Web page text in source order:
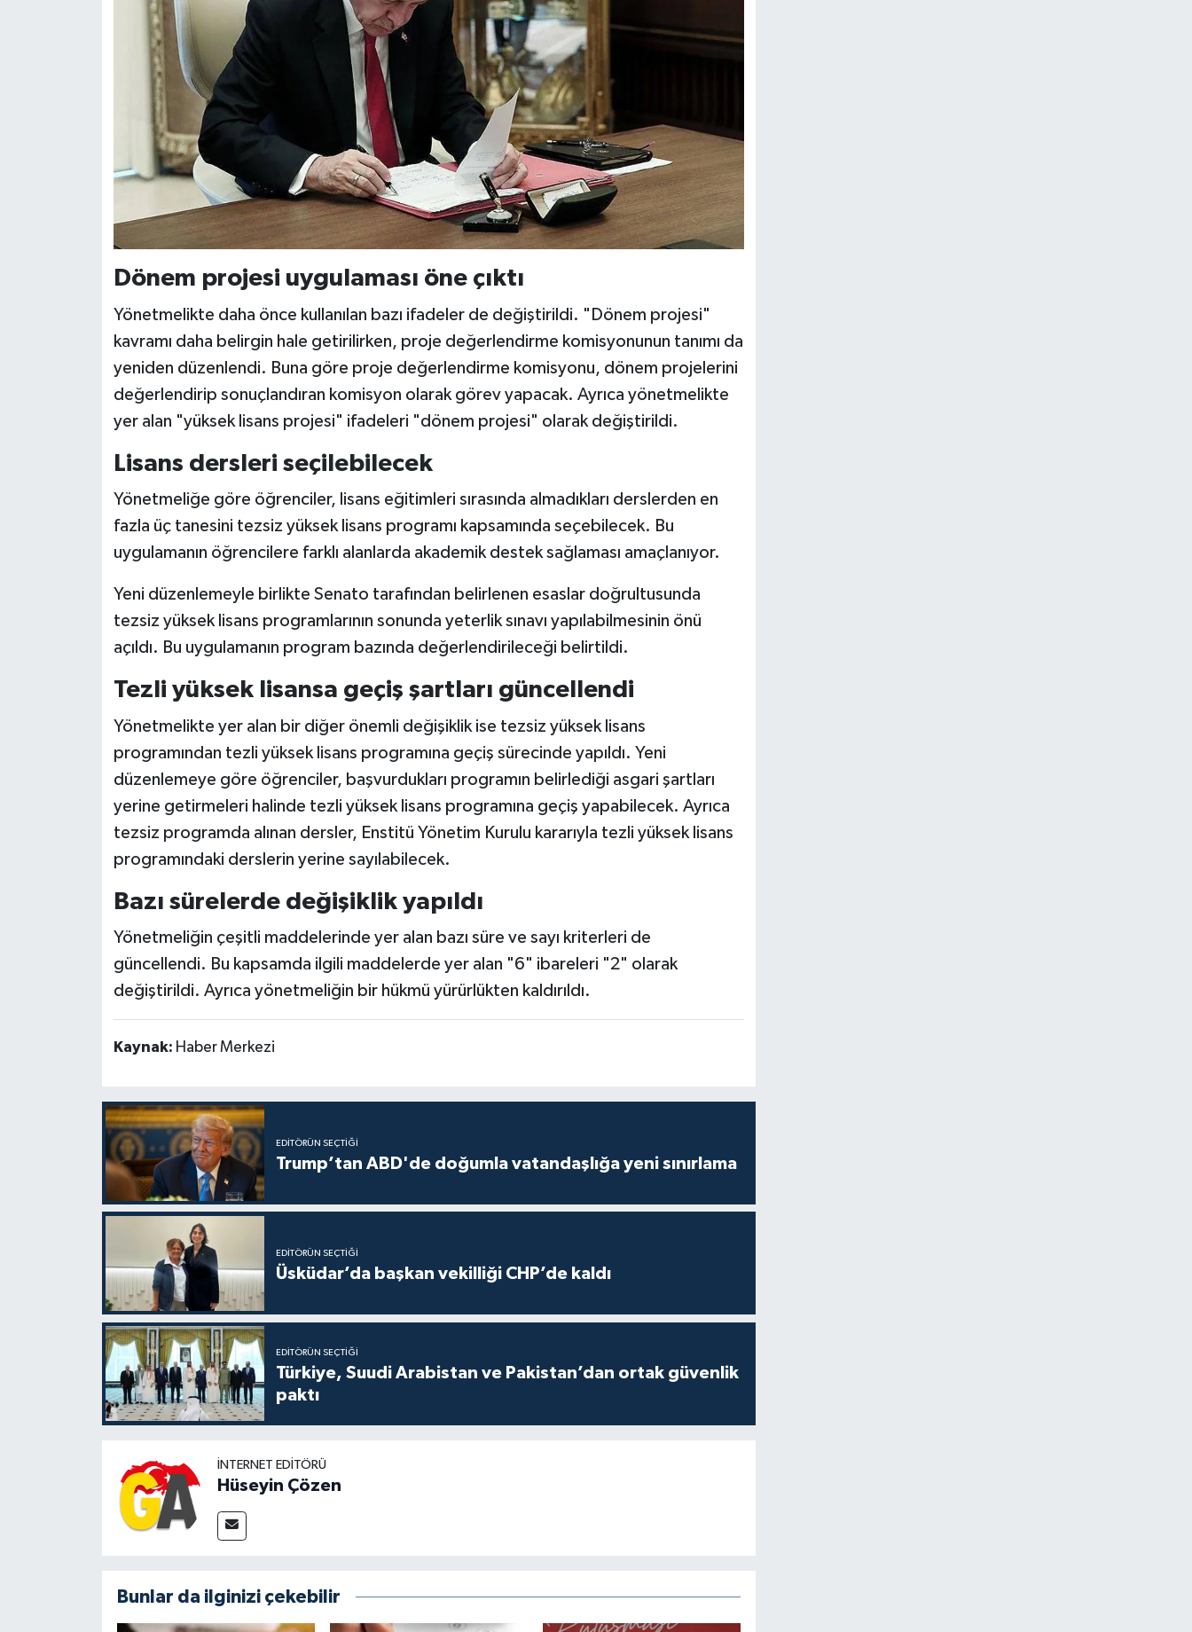
Dönem projesi uygulaması öne çıktı
Yönetmelikte daha önce kullanılan bazı ifadeler de değiştirildi. "Dönem projesi"
kavramı daha belirgin hale getirilirken, proje değerlendirme komisyonunun tanımı da
yeniden düzenlendi. Buna göre proje değerlendirme komisyonu, dönem projelerini
değerlendirip sonuçlandıran komisyon olarak görev yapacak. Ayrıca yönetmelikte
yer alan "yüksek lisans projesi" ifadeleri "dönem projesi" olarak değiştirildi.
Lisans dersleri seçilebilecek
Yönetmeliğe göre öğrenciler, lisans eğitimleri sırasında almadıkları derslerden en
fazla üç tanesini tezsiz yüksek lisans programı kapsamında seçebilecek. Bu
uygulamanın öğrencilere farklı alanlarda akademik destek sağlaması amaçlanıyor.
Yeni düzenlemeyle birlikte Senato tarafından belirlenen esaslar doğrultusunda
tezsiz yüksek lisans programlarının sonunda yeterlik sınavı yapılabilmesinin önü
açıldı. Bu uygulamanın program bazında değerlendirileceği belirtildi.
Tezli yüksek lisansa geçiş şartları güncellendi
Yönetmelikte yer alan bir diğer önemli değişiklik ise tezsiz yüksek lisans
programından tezli yüksek lisans programına geçiş sürecinde yapıldı. Yeni
düzenlemeye göre öğrenciler, başvurdukları programın belirlediği asgari şartları
yerine getirmeleri halinde tezli yüksek lisans programına geçiş yapabilecek. Ayrıca
tezsiz programda alınan dersler, Enstitü Yönetim Kurulu kararıyla tezli yüksek lisans
programındaki derslerin yerine sayılabilecek.
Bazı sürelerde değişiklik yapıldı
Yönetmeliğin çeşitli maddelerinde yer alan bazı süre ve sayı kriterleri de
güncellendi. Bu kapsamda ilgili maddelerde yer alan "6" ibareleri "2" olarak
değiştirildi. Ayrıca yönetmeliğin bir hükmü yürürlükten kaldırıldı.
Kaynak: Haber Merkezi
EDITÖRÜN SEÇTIĞI
Trump’tan ABD'de doğumla vatandaşlığa yeni sınırlama
EDITÖRÜN SEÇTIĞI
Üsküdar’da başkan vekilliği CHP’de kaldı
EDITÖRÜN SEÇTIĞI
Türkiye, Suudi Arabistan ve Pakistan’dan ortak güvenlik
paktı
İNTERNET EDITÖRÜ
Hüseyin Çözen
Bunlar da ilginizi çekebilir